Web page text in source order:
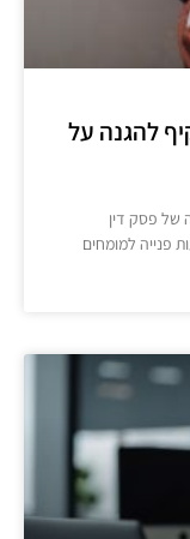
להגנה על
של פסק דין
פנייה למומחים